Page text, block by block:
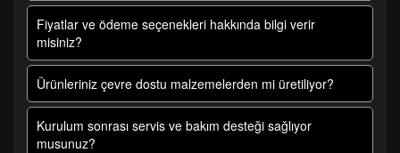
Fiyatlar ve ödeme seçenekleri hakkında bilgi verir
misiniz?
Ürünleriniz çevre dostu malzemelerden mi üretiliyor?
Kurulum sonrası servis ve bakım desteği sağlıyor
musunuz?